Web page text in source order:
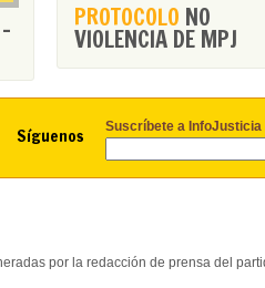
PROTOCOLO NO
VIOLENCIA DE MPJ
Síguenos Suscríbete a InfoJusticia
por la redacción de prensa del